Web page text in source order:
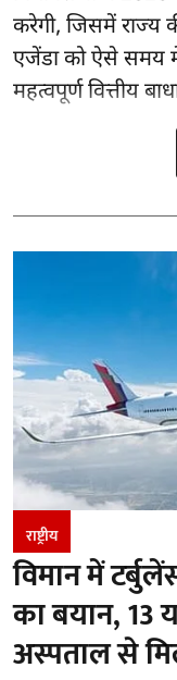
करेगी, जिसमें राज्य
एजेंडा को ऐसे समय में
महत्वपूर्ण वित्तीय
राष्ट्रीय
विमान में
का बयान, 13
अस्पताल से